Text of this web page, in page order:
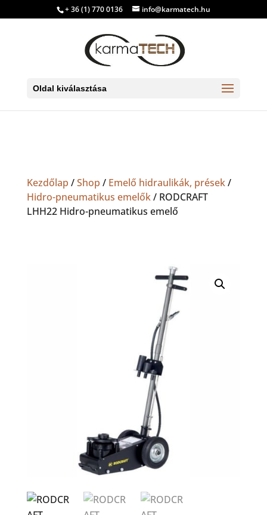
+ 36 (1) 770 0136 info@karmatech.hu
Oldal kiválasztása
Kezdőlap /Shop / Emelő hidraulikák, prések/
Hidro-pneumatikus emelők/ RODCRAFT
LHH22 Hidro-pneumatikus emelő